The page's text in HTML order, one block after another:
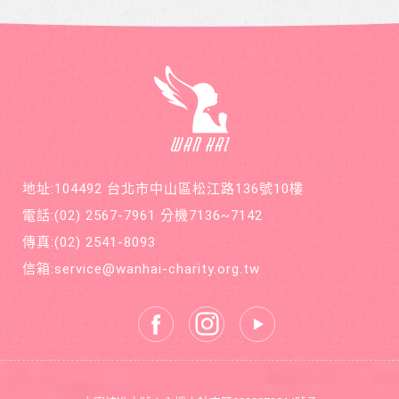
地址:104492 台北市中山區松江路136號10樓
電話:(02) 2567-7961 分機7136~7142
傳真:(02) 2541-8093
信箱:service@wanhai-charity.org.tw